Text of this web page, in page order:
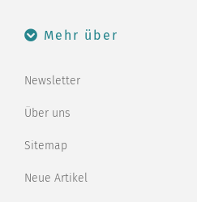
Mehr über
Newsletter
Über uns
Sitemap
Neue Artikel